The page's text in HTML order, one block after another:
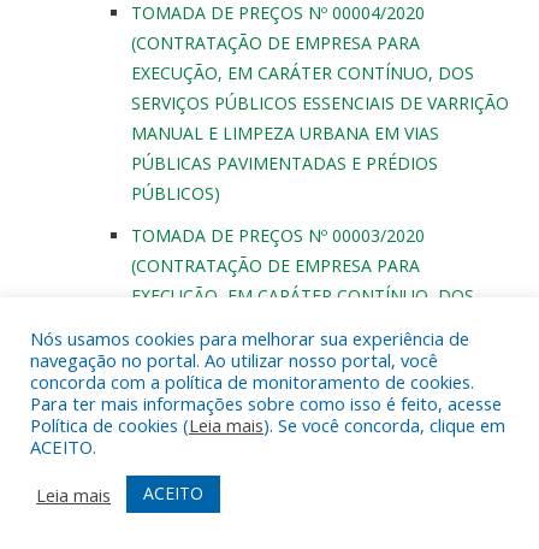
TOMADA DE PREÇOS Nº 00004/2020
(CONTRATAÇÃO DE EMPRESA PARA
EXECUÇÃO, EM CARÁTER CONTÍNUO, DOS
SERVIÇOS PÚBLICOS ESSENCIAIS DE VARRIÇÃO
MANUAL E LIMPEZA URBANA EM VIAS
PÚBLICAS PAVIMENTADAS E PRÉDIOS
PÚBLICOS)
TOMADA DE PREÇOS Nº 00003/2020
(CONTRATAÇÃO DE EMPRESA PARA
EXECUÇÃO, EM CARÁTER CONTÍNUO, DOS
PREGÃO PRESENCIAL Nº 001/2020-SRP/SMS
(FUTURA E EVENTUAL AQUISIÇÃO DE
MEDICAMENTOS, MATÉRIAS TÉCNICOS,
PREGÃO PRESENCIAL Nº 003/2020 (AQUISIÇÃO
Nós usamos cookies para melhorar sua experiência de
navegação no portal. Ao utilizar nosso portal, você
concorda com a política de monitoramento de cookies.
Para ter mais informações sobre como isso é feito, acesse
Política de cookies (Leia mais). Se você concorda, clique em
ACEITO.
Leia mais
ACEITO